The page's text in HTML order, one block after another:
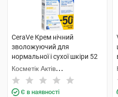
CeraVe Крем нічний
зволожуючий для
нормальної і сухої шкіри 52
мл + Крем денний SPF50 52
мл 1 набір
Косметік Актів
Інтернаціональ
Є в наявності